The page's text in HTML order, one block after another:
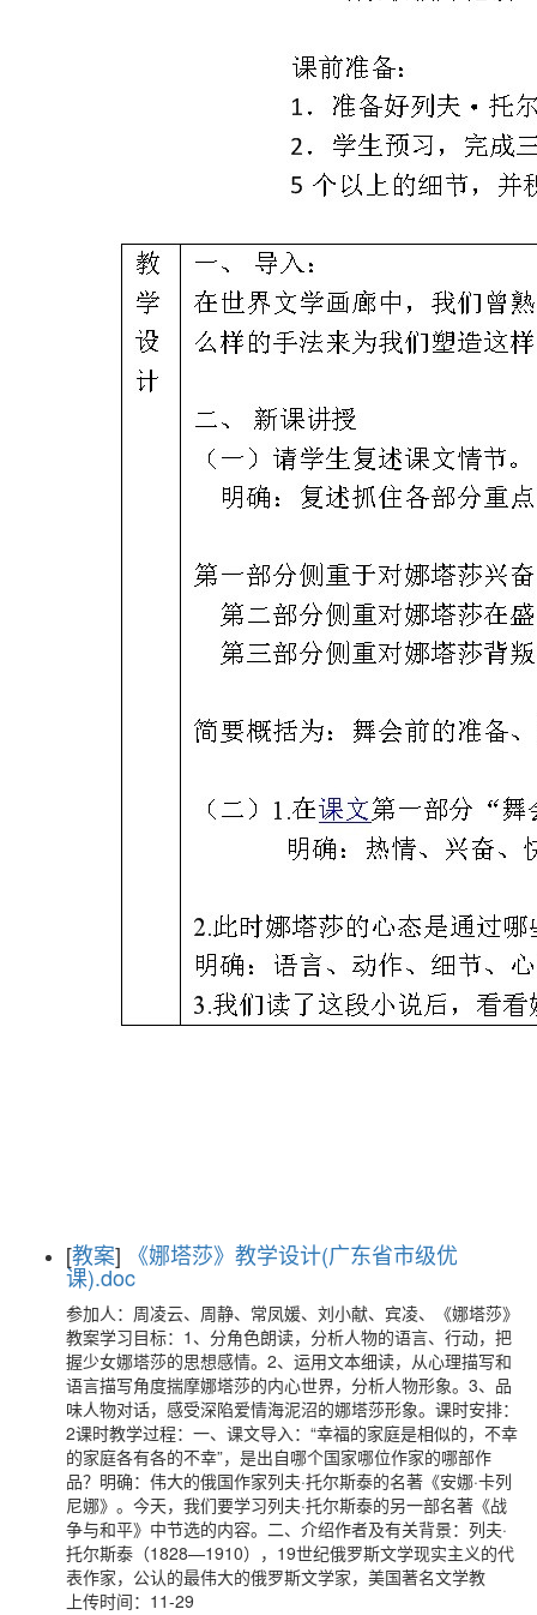
[教案] 《娜塔莎》教学设计(广东省市级优
课).doc
参加人：周凌云、周静、常凤媛、刘小献、宾凌、《娜塔莎》
教案学习目标：1、分角色朗读，分析人物的语言、行动，把
握少女娜塔莎的思想感情。2、运用文本细读，从心理描写和
语言描写角度揣摩娜塔莎的内心世界，分析人物形象。3、品
味人物对话，感受深陷爱情海泥沼的娜塔莎形象。课时安排：
2课时教学过程：一、课文导入：“幸福的家庭是相似的，不幸
的家庭各有各的不幸”，是出自哪个国家哪位作家的哪部作
品？明确：伟大的俄国作家列夫·托尔斯泰的名著《安娜·卡列
尼娜》。今天，我们要学习列夫·托尔斯泰的另一部名著《战
争与和平》中节选的内容。二、介绍作者及有关背景：列夫·
托尔斯泰（1828—1910），19世纪俄罗斯文学现实主义的代
表作家，公认的最伟大的俄罗斯文学家，美国著名文学教
上传时间：11-29